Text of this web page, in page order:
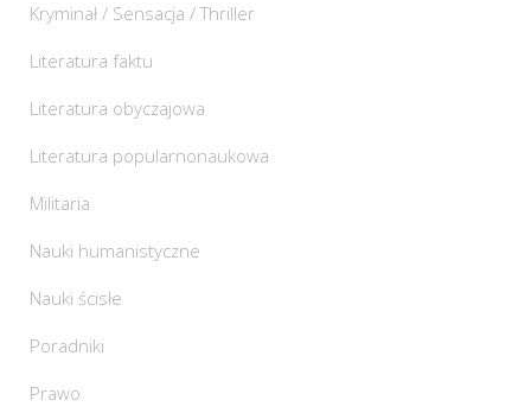
Kryminał / Sensacja / Thriller
Literatura faktu
Literatura obyczajowa
Literatura popularnonaukowa
Militaria
Nauki humanistyczne
Nauki ścisłe
Poradniki
Prawo